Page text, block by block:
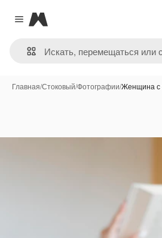
Close menu
Magnific
Главная/Стоковый/Фотографии/Женщина с